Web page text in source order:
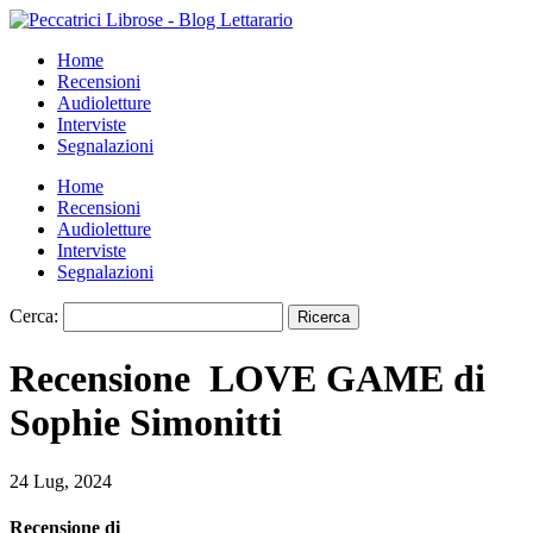
Home
Recensioni
Audioletture
Interviste
Segnalazioni
Home
Recensioni
Audioletture
Interviste
Segnalazioni
Cerca:
Recensione LOVE GAME di
Sophie Simonitti
24 Lug, 2024
Recensione di